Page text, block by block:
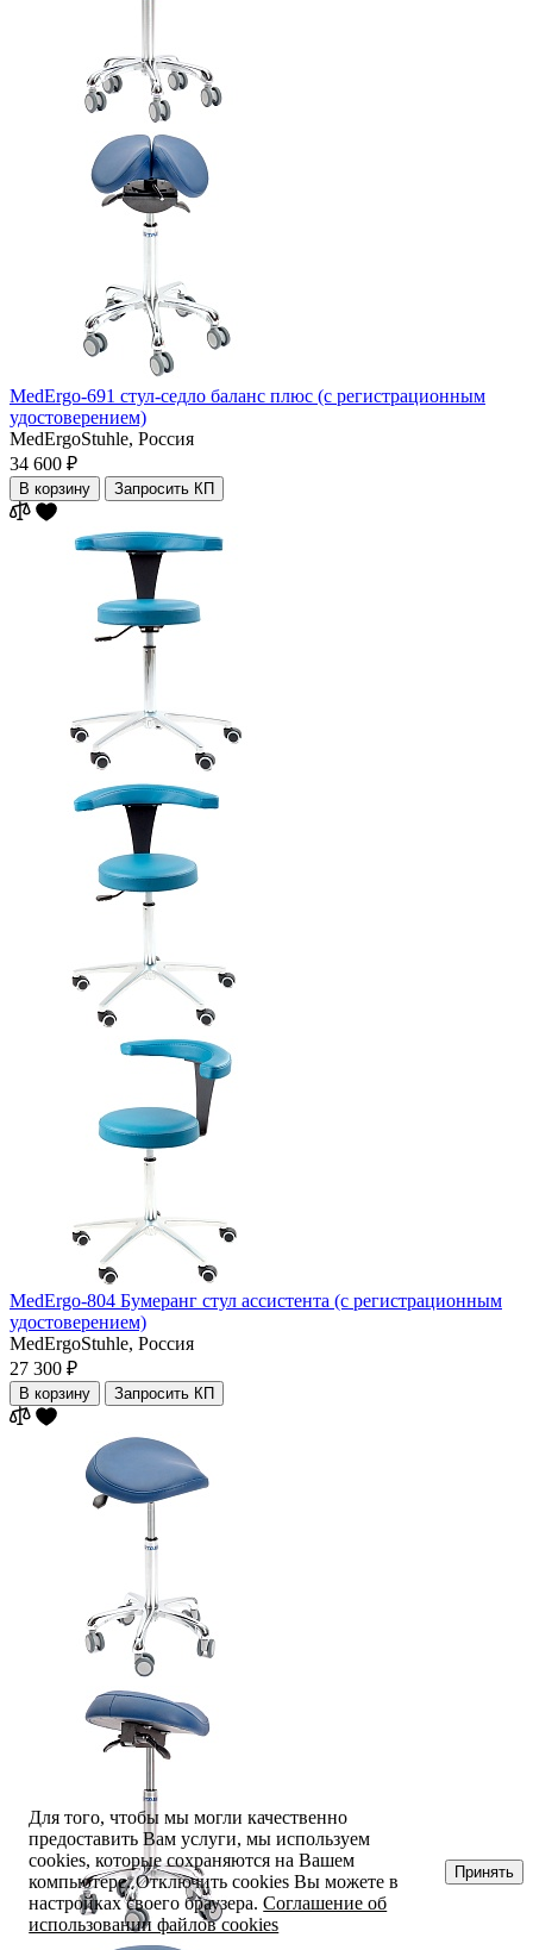
MedErgo-691 стул-седло баланс плюс (с регистрационным
удостоверением)
MedErgoStuhle, Россия
34 600 ₽
В корзину Запросить КП
MedErgo-804 Бумеранг стул ассистента (с регистрационным
удостоверением)
MedErgoStuhle, Россия
27 300 ₽
В корзину Запросить КП
Для того, чтобы мы могли качественно
предоставить Вам услуги, мы используем
cookies, которые сохраняются на Вашем
компьютере. Отключить cookies Вы можете в
настройках своего браузера.Соглашение об
использовании файлов cookies
Принять